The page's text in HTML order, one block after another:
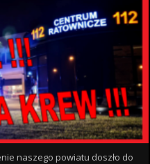
naszego powiatu doszło do